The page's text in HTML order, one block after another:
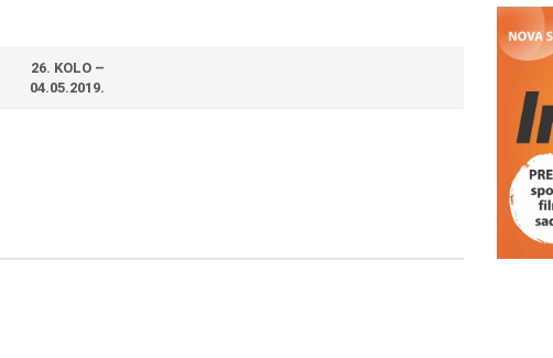
26. KOLO –
04.05.2019.